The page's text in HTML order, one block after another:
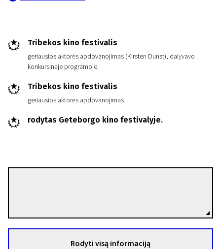
Tribekos kino festivalis
geriausios aktorės apdovanojimas (Kirsten Dunst), dalyvavo
konkursinėje programoje.
Tribekos kino festivalis
geriausios aktorės apdovanojimas
rodytas Geteborgo kino festivalyje.
Rodyti visą informaciją